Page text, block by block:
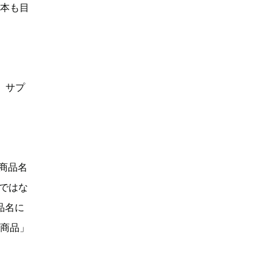
も目
サプ
品名
はな
名に
品」